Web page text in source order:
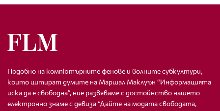
Подобно на компютърните фенове и волните субкултури,
които цитират думите на Маршал Маклуън “Информацията
иска да е свободна”, ние развяваме с достойнство нашето
електронно знаме с девиза “Дайте на модата свободата,